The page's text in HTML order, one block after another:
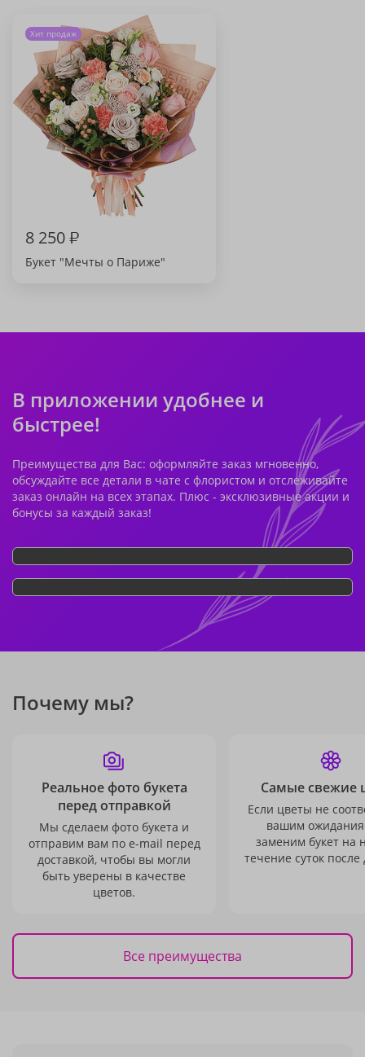
Хит продаж
8 250₽
Букет "Мечты о Париже"
В приложении удобнее и
быстрее!
Преимущества для Вас: оформляйте заказ мгновенно,
обсуждайте все детали в чате с флористом и отслеживайте
заказ онлайн на всех этапах. Плюс - эксклюзивные акции и
бонусы за каждый заказ!
Почему мы?
Реальное фото букета
перед отправкой
Мы сделаем фото букета и
отправим вам по e-mail перед
доставкой, чтобы вы могли
быть уверены в качестве
цветов.
Самые свежие
Если цветы не
вашим
заменим букет на
течение суток после
Все преимущества